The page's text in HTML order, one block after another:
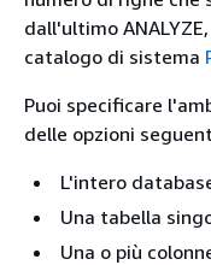
dall'ultimo
catalogo di sistema
Puoi specificare
delle opzioni
L'intero
Una tabella
Una o più